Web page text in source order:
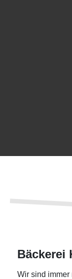
Bäckerei
Wir sind